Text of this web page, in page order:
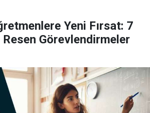
Yeni Fırsat: 7
Görevlendirmeler